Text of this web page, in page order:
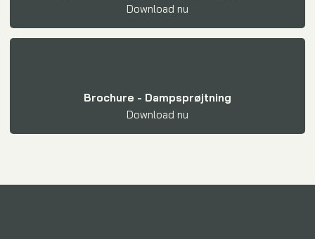
Download nu​
Brochure - Dampsprøjtning
Download nu​